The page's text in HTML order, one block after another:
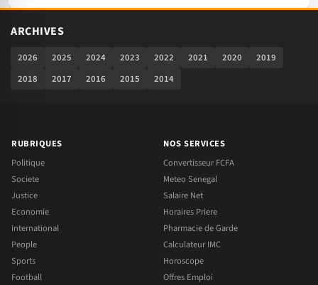
ARCHIVES
2026 2025 2024 2023 2022 2021 2020
2019
2018
2017 2016 2015 2014
RUBRIQUES
Politique
Societe
Justice
Economie
International
People
Sports
Football
NOS SERVICES
Convertisseur FCFA
Meteo Senegal
Salaire Net
Horaires Priere
Pharmacie de Garde
Calculateur IMC
Horoscope
Offres Emploi